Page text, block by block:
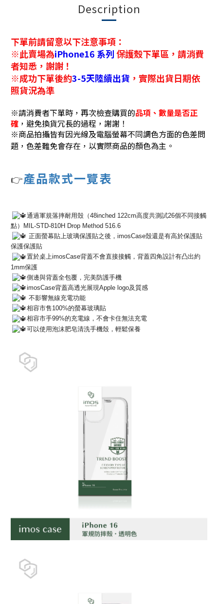
Description
下單前請留意以下注意事項：
※此賣場為iPhone16 系列保護殼下單區，請消費
者知悉，謝謝！
※成功下單後約3-5天陸續出貨 ，實際出貨日期依
照貨況為準
※請消費者下單時，再次檢查購買的品項、數量是否正
確 ，避免換貨冗長的過程，謝謝！
※商品拍攝皆有因光線及電腦螢幕不同調色方面的色差問
題，色差難免會存在，以實際商品的顏色為主。
👉產品款式一覽表
通過軍規落摔耐用殼（48inched 122cm高度共測試26個不同接觸
點）MIL-STD-810H Drop Method 516.6
正面螢幕貼上玻璃保護貼之後，imosCase殼還是有高於保護貼
保護保護貼
置於桌上imosCase背蓋不會直接接觸，背蓋四角設計有凸出約
1mm保護
側邊與背蓋全包覆，完美防護手機
imosCase背蓋高透光展現Apple logo及質感
不影響無線充電功能
相容市售100%的螢幕玻璃貼
相容市手99%的充電線，不會卡住無法充電
可以使用泡沫肥皂清洗手機殼，輕鬆保養